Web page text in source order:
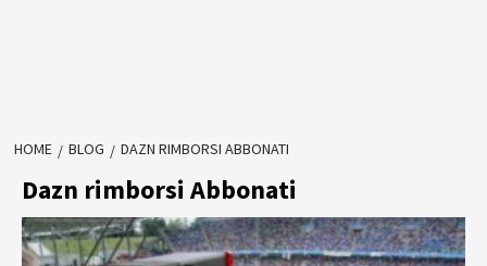
HOME BLOG DAZN RIMBORSI ABBONATI
Dazn rimborsi Abbonati